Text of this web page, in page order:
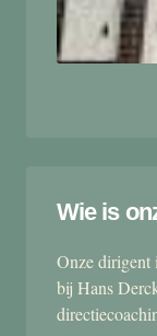
Wie is
Onze dirigent
bij Hans